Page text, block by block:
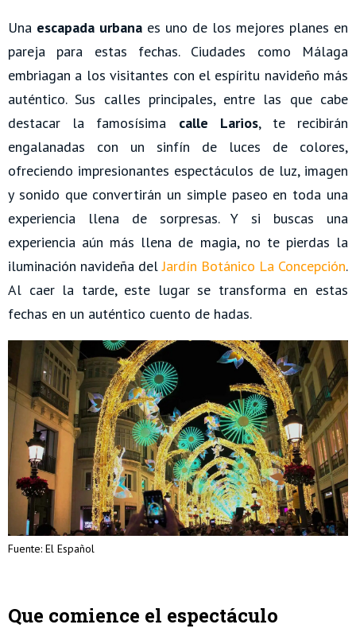
Una escapada urbana es uno de los mejores planes en
pareja para estas fechas. Ciudades como Málaga
embriagan a los visitantes con el espíritu navideño más
auténtico. Sus calles principales, entre las que cabe
destacar la famosísima calle Larios, te recibirán
engalanadas con un sinfín de luces de colores,
ofreciendo impresionantes espectáculos de luz, imagen
y sonido que convertirán un simple paseo en toda una
experiencia llena de sorpresas. Y si buscas una
experiencia aún más llena de magia, no te pierdas la
iluminación navideña delJardín Botánico La Concepción.
Al caer la tarde, este lugar se transforma en estas
fechas en un auténtico cuento de hadas.
Fuente: El Español
Que comience el espectáculo